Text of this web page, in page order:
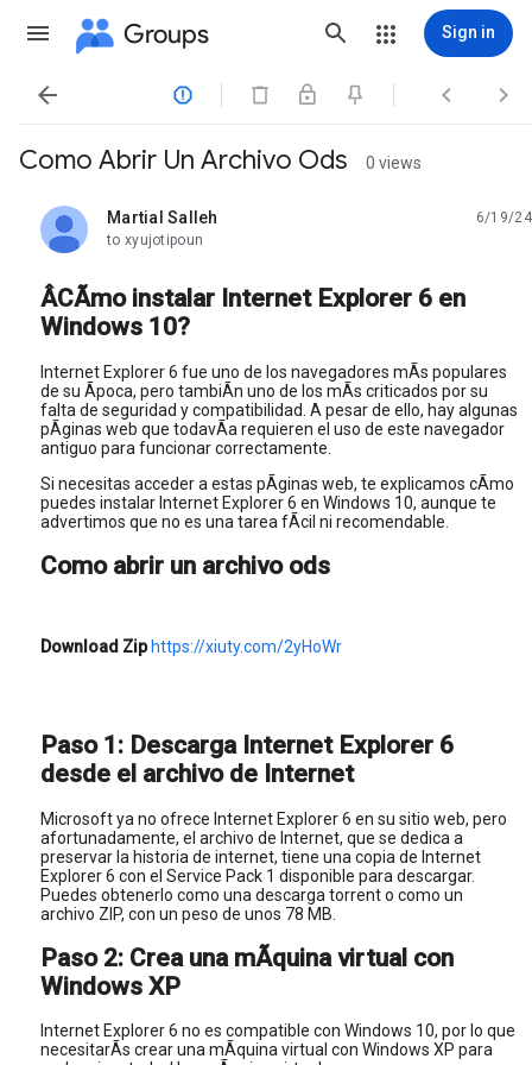
Groups Sign in
   
Como Abrir Un Archivo Ods 0 views
Martial Salleh
unread,
6/19/24
to xyujotipoun
ÂCÃmo instalar Internet Explorer 6 en
Windows 10?
Internet Explorer 6 fue uno de los navegadores mÃs populares
de su Ãpoca, pero tambiÃn uno de los mÃs criticados por su
falta de seguridad y compatibilidad. A pesar de ello, hay algunas
pÃginas web que todavÃa requieren el uso de este navegador
antiguo para funcionar correctamente.
Si necesitas acceder a estas pÃginas web, te explicamos cÃmo
puedes instalar Internet Explorer 6 en Windows 10, aunque te
advertimos que no es una tarea fÃcil ni recomendable.
Como abrir un archivo ods
Download Zip https://xiuty.com/2yHoWr
Paso 1: Descarga Internet Explorer 6
desde el archivo de Internet
Microsoft ya no ofrece Internet Explorer 6 en su sitio web, pero
afortunadamente, el archivo de Internet, que se dedica a
preservar la historia de internet, tiene una copia de Internet
Explorer 6 con el Service Pack 1 disponible para descargar.
Puedes obtenerlo como una descarga torrent o como un
archivo ZIP, con un peso de unos 78 MB.
Paso 2: Crea una mÃquina virtual con
Windows XP
Internet Explorer 6 no es compatible con Windows 10, por lo que
necesitarÃs crear una mÃquina virtual con Windows XP para